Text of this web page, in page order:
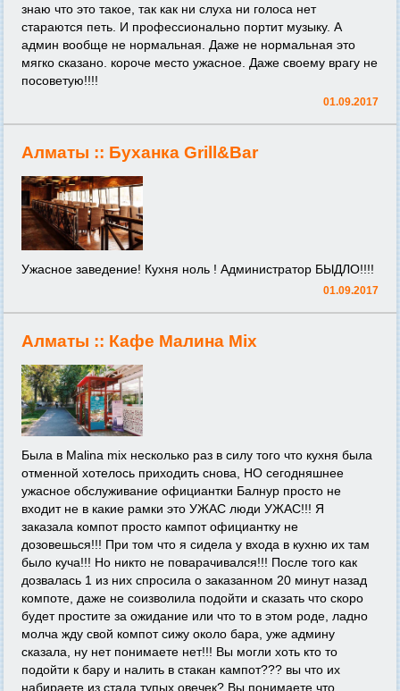
знаю что это такое, так как ни слуха ни голоса нет
стараются петь. И профессионально портит музыку. А
админ вообще не нормальная. Даже не нормальная это
мягко сказано. короче место ужасное. Даже своему врагу не
посоветую!!!!
01.09.2017
Алматы :: Буханка Grill&Bar
Ужасное заведение! Кухня ноль ! Администратор БЫДЛО!!!!
01.09.2017
Алматы :: Кафе Малина Mix
Была в Malina mix несколько раз в силу того что кухня была
отменной хотелось приходить снова, НО сегодняшнее
ужасное обслуживание официантки Балнур просто не
входит не в какие рамки это УЖАС люди УЖАС!!! Я
заказала компот просто кампот официантку не
дозовешься!!! При том что я сидела у входа в кухню их там
было куча!!! Но никто не поварачивался!!! После того как
дозвалась 1 из них спросила о заказанном 20 минут назад
компоте, даже не соизволила подойти и сказать что скоро
будет простите за ожидание или что то в этом роде, ладно
молча жду свой компот сижу около бара, уже админу
сказала, ну нет понимаете нет!!! Вы могли хоть кто то
подойти к бару и налить в стакан кампот??? вы что их
набираете из стада тупых овечек? Вы понимаете что